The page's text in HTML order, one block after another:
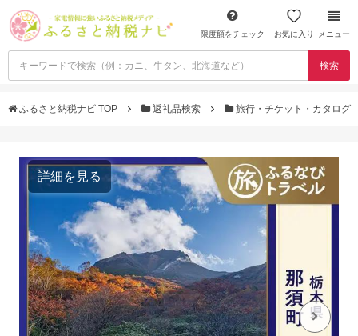
限度額をチェック お気に入り メニュー
検索
ふるさと納税ナビ TOP 返礼品検索 旅行・チケット・カタログ
詳細を見る